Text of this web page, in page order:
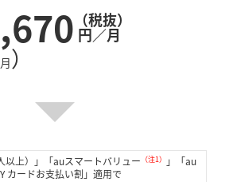
（税抜）
円／月
）
以上）」「auスマートバリュー （注1） 」
「au
カードお支払い割」適用で